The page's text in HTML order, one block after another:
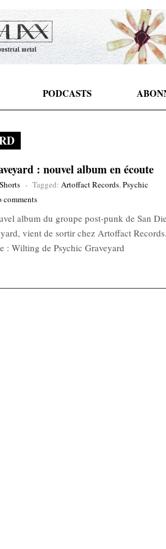
PODCASTS
: nouvel album en écoute
Shorts - Tagged: Artoffact Records,Psychic
comments
album du groupe post-punk de San
vient de sortir chez Artoffact
: Wilting de Psychic Graveyard